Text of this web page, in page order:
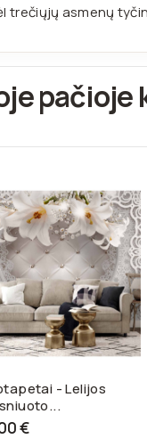
trečiųjų asmenų
- Lelijos
€